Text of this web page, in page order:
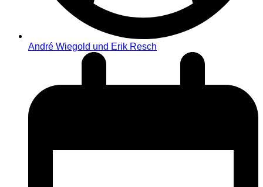
André Wiegold und Erik Resch